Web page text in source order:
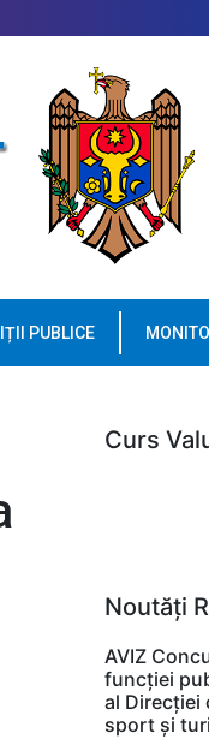
PUBLICE
Curs
Noutăți
AVIZ
funcţiei
al Direcţiei
sport şi